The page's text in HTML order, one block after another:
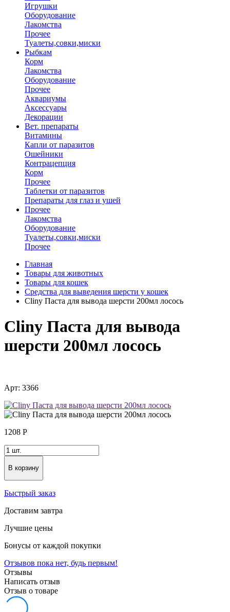
Игрушки
Оборудование
Лакомства
Прочее
Туалеты,совки,миски
Рыбкам
Корм
Лакомства
Оборудование
Прочее
Аквариумы
Аксессуары
Декорации
Вет. препараты
Витамины
Капли от паразитов
Ошейники
Контрацепция
Корм
Прочее
Таблетки от паразитов
Препараты для глаз и ушей
Прочее
Лакомства
Оборудование
Туалеты,совки,миски
Прочее
Главная
Товары для животных
Товары для кошек
Средства для выведения шерсти у кошек
Cliny Паста для вывода шерсти 200мл лосось
Cliny Паста для вывода
шерсти 200мл лосось
Арт: 3366
1208 Р
В корзину
Быстрый заказ
Доставим завтра
Лучшие цены
Бонусы от каждой покупки
Отзывов пока нет, будь первым!
Отзывы
Написать отзыв
Отзыв о товаре